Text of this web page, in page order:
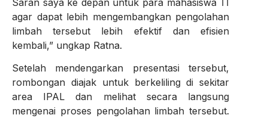
agar dapat lebih mengembangkan pengolahan
limbah tersebut lebih efektif dan efisien
kembali,” ungkap Ratna.
Setelah mendengarkan presentasi tersebut,
rombongan diajak untuk berkeliling di sekitar
area IPAL dan melihat secara langsung
mengenai proses pengolahan limbah tersebut.